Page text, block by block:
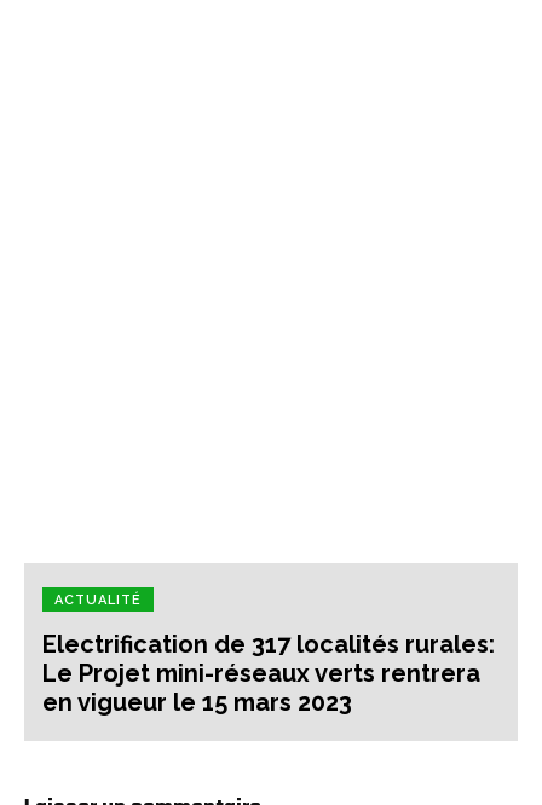
ACTUALITÉ
Electrification de 317 localités rurales:
Le Projet mini-réseaux verts rentrera
en vigueur le 15 mars 2023